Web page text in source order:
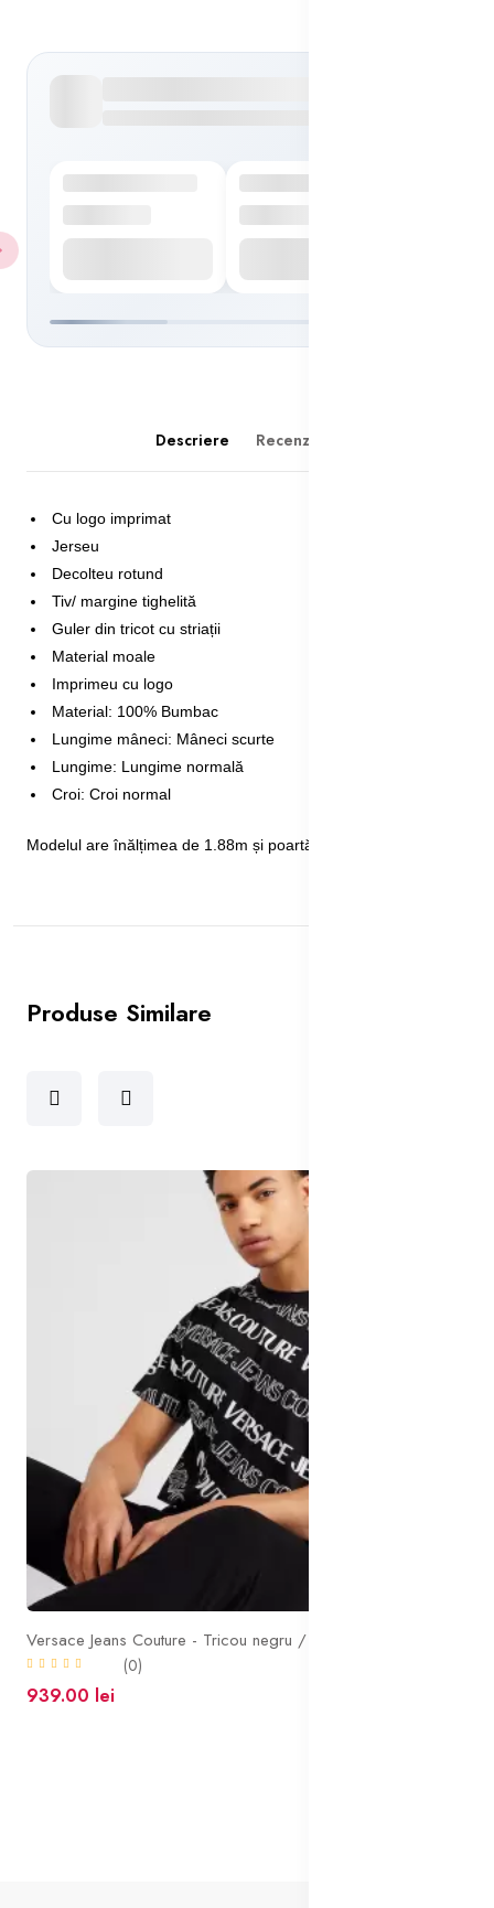
Descriere Recenzii(0)
Cu logo imprimat
Jerseu
Decolteu rotund
Tiv/ margine tighelită
Guler din tricot cu striații
Material moale
Imprimeu cu logo
Material: 100% Bumbac
Lungime mâneci: Mâneci scurte
Lungime: Lungime normală
Croi: Croi normal
Modelul are înălțimea de 1.88m și poartă mărimea M
Produse Similare
Versace Jeans Couture - Tricou negru / alb / auriu
(0)
939.00 lei